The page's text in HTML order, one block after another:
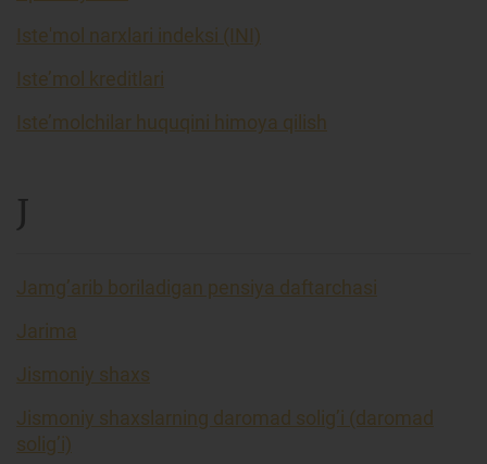
Iste'mol narxlari indeksi (INI)
Iste’mol kreditlari
Iste’molchilar huquqini himoya qilish
J
Jamg’arib boriladigan pensiya daftarchasi
Jarima
Jismoniy shaxs
Jismoniy shaxslarning daromad solig’i (daromad
solig’i)